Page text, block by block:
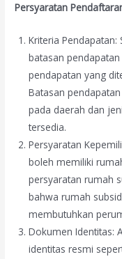
Persyaratan
Kriteria
batasan
pendapatan yang
Batasan
pada daerah dan
tersedia.
Persyaratan
boleh memiliki
persyaratan rumah
bahwa rumah
membutuhkan
Dokumen Identitas:
identitas resmi